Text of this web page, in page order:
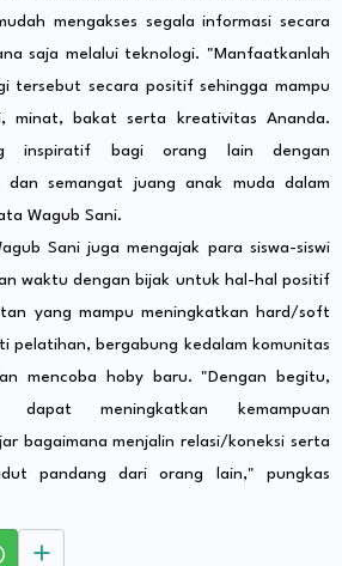
mengakses segala informasi secara
saja melalui teknologi. "Manfaatkanlah
tersebut secara positif sehingga mampu
minat, bakat serta kreativitas Ananda.
inspiratif bagi orang lain dengan
dan semangat juang anak muda dalam
Wagub Sani.
Sani juga mengajak para siswa-siswi
waktu dengan bijak untuk hal-hal positif
yang mampu meningkatkan hard/soft
pelatihan, bergabung kedalam komunitas
mencoba hoby baru. "Dengan begitu,
dapat meningkatkan kemampuan
bagaimana menjalin relasi/koneksi serta
pandang dari orang lain," pungkas